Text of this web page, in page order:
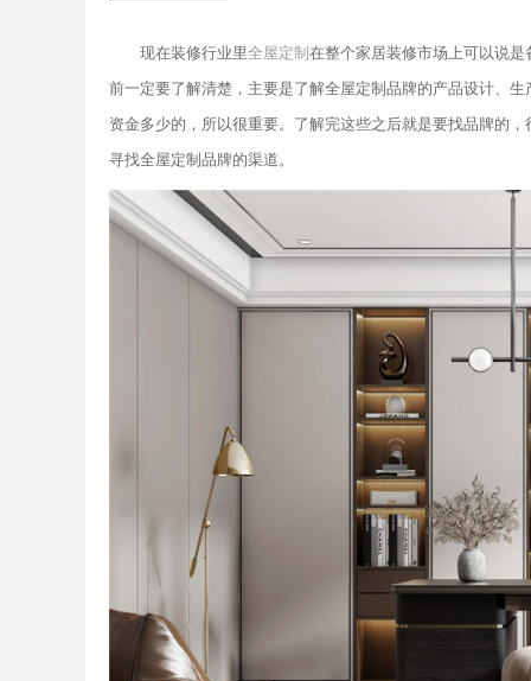
现在装修行业里全屋定制 在整个家居装修市场上可以说
前一定要了解清楚，主要是了解全屋定制品牌的产品设计、
资金多少的，所以很重要。了解完这些之后就是要找品牌的
寻找全屋定制品牌的渠道。